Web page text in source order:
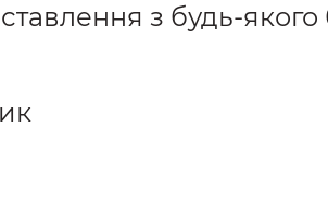
з будь-якого